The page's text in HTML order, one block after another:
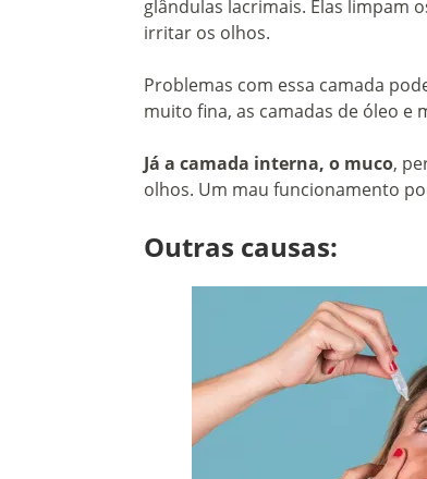
glândulas lacrimais. Elas limpam
irritar os olhos.
Problemas com essa camada
muito fina, as camadas de óleo e
Já a camada interna, o muco,
olhos. Um mau funcionamento
Outras causas: